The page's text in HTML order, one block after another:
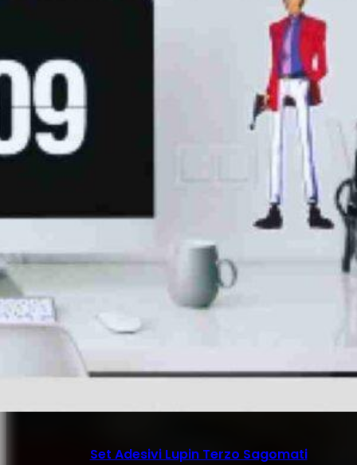
Set Adesivi Lupin Terzo Sagomati